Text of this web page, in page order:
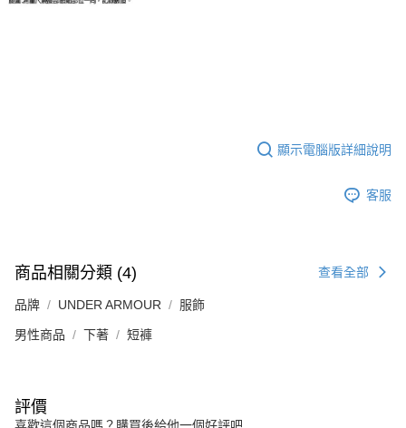
顯示電腦版詳細說明
客服
商品相關分類 (4) 查看全部
品牌 UNDER ARMOUR 服飾
男性商品 下著 短褲
評價